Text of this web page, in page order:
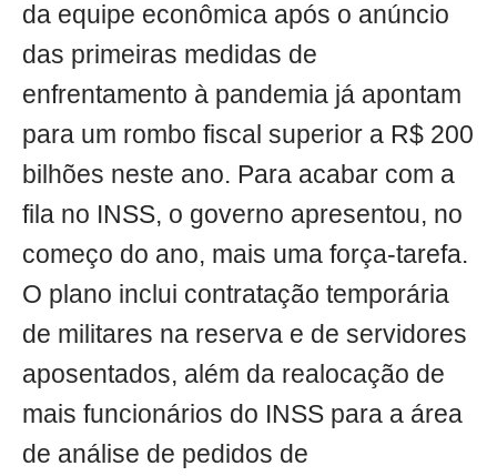
da equipe econômica após o anúncio
das primeiras medidas de
enfrentamento à pandemia já apontam
para um rombo fiscal superior a R$ 200
bilhões neste ano. Para acabar com a
fila no INSS, o governo apresentou, no
começo do ano, mais uma força-tarefa.
O plano inclui contratação temporária
de militares na reserva e de servidores
aposentados, além da realocação de
mais funcionários do INSS para a área
de análise de pedidos de